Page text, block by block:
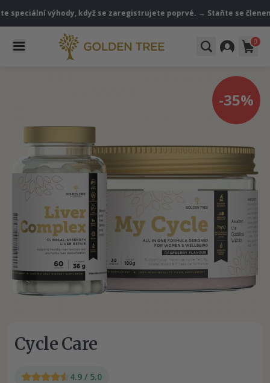
výhody, když se zaregistrujete poprvé. → Staňte se členem
0
-35%
Cycle Care
4.9 / 5.0